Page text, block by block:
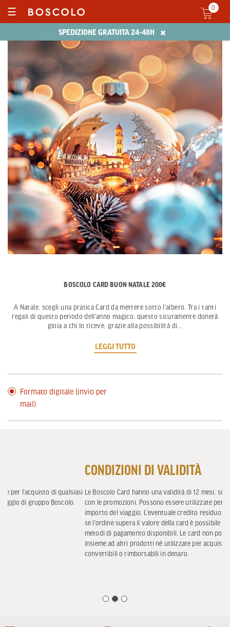
SPEDIZIONE GRATUITA 24-48H ×
☰ 0
BOSCOLO CARD BUON NATALE 200€
A Natale, scegli una pratica Card da mettere sotto l’albero. Tra i tanti
regali di questo periodo dell’anno magico, questo sicuramente donerà
gioia a chi lo riceve, grazie alla possibilità di
LEGGI TUTTO
Formato digitale (invio per
mail)
CONDIZIONI DI VALIDITÀ
Le Boscolo Card hanno una validità di 12 mesi, sono cumulabili tra loro e
con le promozioni. Possono essere utilizzate per pagare l’acconto o l’intero
importo del viaggio. L’eventuale credito residuo rimane disponibile, mentre
se l’ordine supera il valore della card è possibile saldare la differenza con i
metodi di pagamento disponibili. Le card non possono essere acquistate
insieme ad altri prodotti né utilizzate per acquistare altre card, e non sono
convertibili o rimborsabili in denaro.